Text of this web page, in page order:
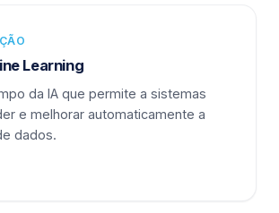
Learning
da IA que permite a sistemas
e melhorar automaticamente a
dados.